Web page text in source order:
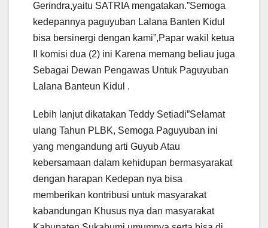
Gerindra,yaitu SATRIA mengatakan.”Semoga
kedepannya paguyuban Lalana Banten Kidul
bisa bersinergi dengan kami”,Papar wakil ketua
II komisi dua (2) ini Karena memang beliau juga
Sebagai Dewan Pengawas Untuk Paguyuban
Lalana Banteun Kidul .
Lebih lanjut dikatakan Teddy Setiadi”Selamat
ulang Tahun PLBK, Semoga Paguyuban ini
yang mengandung arti Guyub Atau
kebersamaan dalam kehidupan bermasyarakat
dengan harapan Kedepan nya bisa
memberikan kontribusi untuk masyarakat
kabandungan Khusus nya dan masyarakat